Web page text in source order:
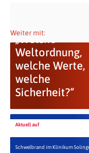
Weiter mit:
„Welche
Weltordnung,
welche Werte,
welche
Sicherheit?“
Aktuell auf
Schwelbrand im Klinikum